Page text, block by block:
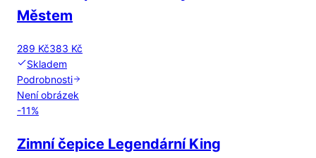
Městem
289 Kč383 Kč
Skladem
Podrobnosti
Není obrázek
-11%
Zimní čepice Legendární King